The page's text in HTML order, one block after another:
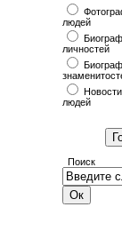
людей
личностей
людей
Поиск